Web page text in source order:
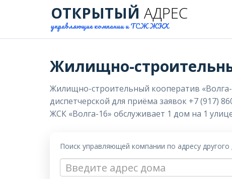
ОТКРЫТЫЙ АДРЕС
управляющие компании и ТСЖ ЖКХ
Жилищно-
Жилищно-строительный кооператив «Волга-
диспетчерской для приёма заявок +7 (917)
ЖСК «Волга-16» обслуживает 1 дом на 1
Поиск управляющей компании по адресу